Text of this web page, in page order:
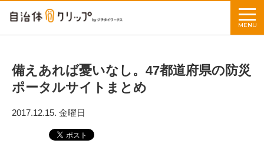
MENU
備えあれば憂いなし。47都道府県の防災
ポータルサイトまとめ
2017.12.15. 金曜日